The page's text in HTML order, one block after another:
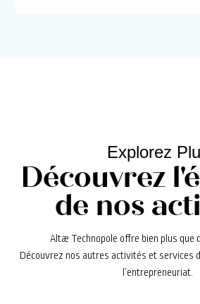
Explorez
Découvrez
de nos
Altæ Technopole offre bien plus que
Découvrez nos autres activités et services
l’entrepreneuriat.